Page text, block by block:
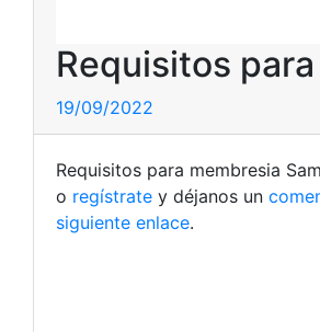
Requisitos
19/09/2022
Requisitos para membresia
o regístrate y déjanos un
siguiente enlace.